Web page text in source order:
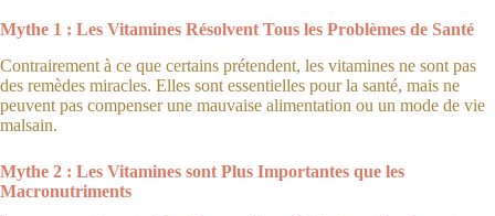
Mythe 1 : Les Vitamines Résolvent Tous les Problèmes de Santé
Contrairement à ce que certains prétendent, les vitamines ne sont pas
des remèdes miracles. Elles sont essentielles pour la santé, mais ne
peuvent pas compenser une mauvaise alimentation ou un mode de vie
malsain.
Mythe 2 : Les Vitamines sont Plus Importantes que les
Macronutriments